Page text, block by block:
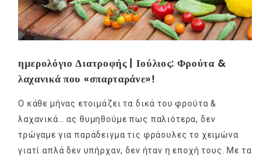
ημερολόγιο Διατροφής | Ιούλιος: Φρούτα &
λαχανικά που «σπαρταράνε»!
Ο κάθε μήνας ετοιμάζει τα δικά του φρούτα &
λαχανικά… ας θυμηθούμε πως παλιότερα, δεν
τρώγαμε για παράδειγμα τις φράουλες το χειμώνα
γιατί απλά δεν υπήρχαν, δεν ήταν η εποχή τους. Με τα